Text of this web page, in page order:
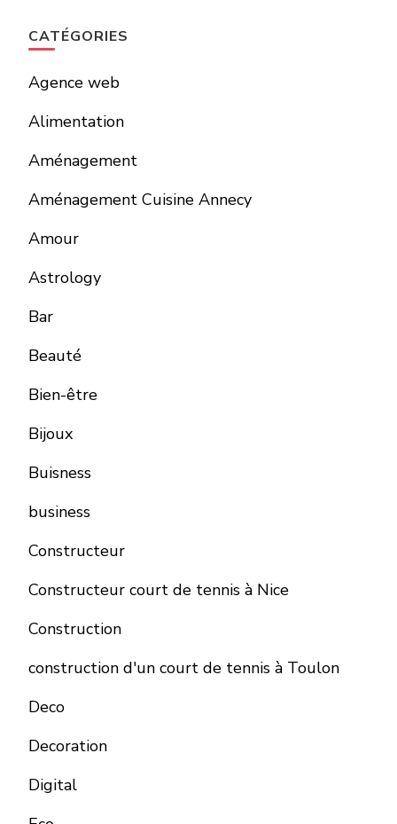
CATÉGORIES
Agence web
Alimentation
Aménagement
Aménagement Cuisine Annecy
Amour
Astrology
Bar
Beauté
Bien-être
Bijoux
Buisness
business
Constructeur
Constructeur court de tennis à Nice
Construction
construction d'un court de tennis à Toulon
Deco
Decoration
Digital